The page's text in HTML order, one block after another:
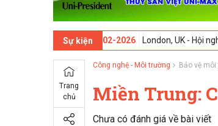
Sự kiện
09-02-2026 London, UK - Hội nghị
Trang
chủ
Công nghệ - Môi trường Bảo vệ
Miền Trung:
Chưa có đánh giá về bài viết